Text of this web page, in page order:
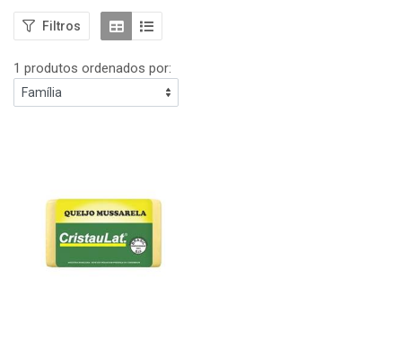
Filtros
1 produtos ordenados por: